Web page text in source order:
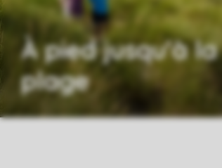
À pied jusqu'à la
plage